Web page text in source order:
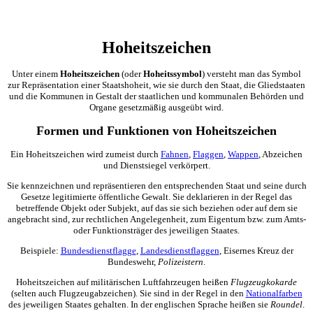
Hoheitszeichen
Unter einem Hoheitszeichen (oderHoheitssymbol) versteht man das Symbol
zur Repräsentation einer Staatshoheit, wie sie durch den Staat, die Gliedstaaten
und die Kommunen in Gestalt der staatlichen und kommunalen Behörden und
Organe gesetzmäßig ausgeübt wird.
Formen und Funktionen von Hoheitszeichen
Ein Hoheitszeichen wird zumeist durch Fahnen, Flaggen, Wappen, Abzeichen
und Dienstsiegel verkörpert.
Sie kennzeichnen und repräsentieren den entsprechenden Staat und seine durch
Gesetze legitimierte öffentliche Gewalt. Sie deklarieren in der Regel das
betreffende Objekt oder Subjekt, auf das sie sich beziehen oder auf dem sie
angebracht sind, zur rechtlichen Angelegenheit, zum Eigentum bzw. zum Amts-
oder Funktionsträger des jeweiligen Staates.
Beispiele: Bundesdienstflagge, Landesdienstflaggen, Eisernes Kreuz der
Bundeswehr, Polizeistern.
Hoheitszeichen auf militärischen Luftfahrzeugen heißen Flugzeugkokarde
(selten auch Flugzeugabzeichen). Sie sind in der Regel in den Nationalfarben
des jeweiligen Staates gehalten. In der englischen Sprache heißen sie Roundel.